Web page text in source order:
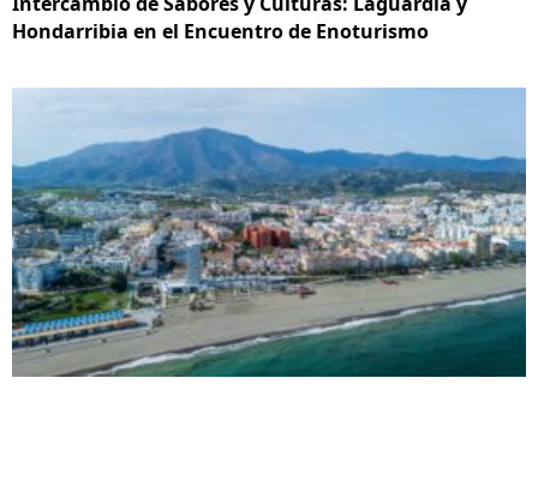
Hondarribia en el Encuentro de Enoturismo